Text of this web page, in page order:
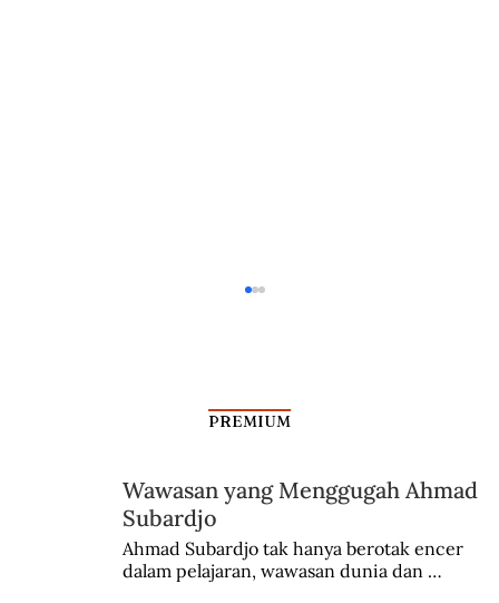
30 Maret 1950: Film Nasional Pertama
PREMIUM
Wawasan yang Menggugah Ahmad
Subardjo
Ahmad Subardjo tak hanya berotak encer
dalam pelajaran, wawasan dunia dan